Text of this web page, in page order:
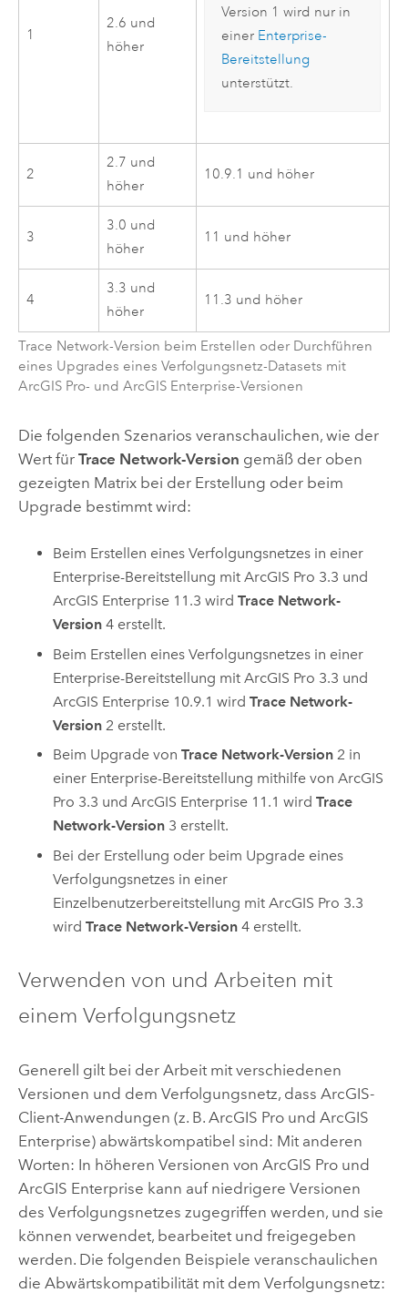
1
2.6 und
höher
Version 1 wird nur in
einer Enterprise-
Bereitstellung
unterstützt.
2
2.7 und
höher
10.9.1 und höher
3
3.0 und
höher
11 und höher
4
3.3 und
höher
11.3 und höher
Trace Network-Version beim Erstellen oder Durchführen
eines Upgrades eines Verfolgungsnetz-Datasets mit
ArcGIS Pro- und ArcGIS Enterprise-Versionen
Die folgenden Szenarios veranschaulichen, wie der
Wert für Trace Network-Version gemäß der oben
gezeigten Matrix bei der Erstellung oder beim
Upgrade bestimmt wird:
Beim Erstellen eines Verfolgungsnetzes in einer
Enterprise-Bereitstellung mitArcGIS Pro 3.3 und
ArcGIS Enterprise 11.3 wirdTrace Network-
Version 4 erstellt.
Beim Erstellen eines Verfolgungsnetzes in einer
Enterprise-Bereitstellung mitArcGIS Pro 3.3 und
ArcGIS Enterprise 10.9.1 wirdTrace Network-
Version 2 erstellt.
Beim Upgrade vonTrace Network-Version 2 in
einer Enterprise-Bereitstellung mithilfe vonArcGIS
Pro 3.3 undArcGIS Enterprise 11.1 wirdTrace
Network-Version 3 erstellt.
Bei der Erstellung oder beim Upgrade eines
Verfolgungsnetzes in einer
Einzelbenutzerbereitstellung mitArcGIS Pro 3.3
wirdTrace Network-Version 4 erstellt.
Verwenden von und Arbeiten mit
einem Verfolgungsnetz
Generell gilt bei der Arbeit mit verschiedenen
Versionen und dem Verfolgungsnetz, dass ArcGIS-
Client-Anwendungen (z. B. ArcGIS Pround ArcGIS
Enterprise) abwärtskompatibel sind: Mit anderen
Worten: In höheren Versionen von ArcGIS Pround
ArcGIS Enterprise kann auf niedrigere Versionen
des Verfolgungsnetzes zugegriffen werden, und sie
können verwendet, bearbeitet und freigegeben
werden. Die folgenden Beispiele veranschaulichen
die Abwärtskompatibilität mit dem Verfolgungsnetz: